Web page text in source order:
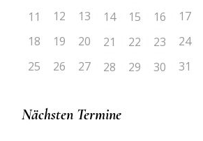
11
12 13 14 15 16
17
18
19 20 21 22 23
24
25
26 27 28 29 30 31
Nächsten Termine